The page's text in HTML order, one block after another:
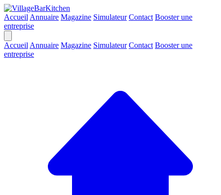
Accueil Annuaire Magazine Simulateur Contact Booster une
entreprise
Accueil Annuaire Magazine Simulateur Contact Booster une
entreprise